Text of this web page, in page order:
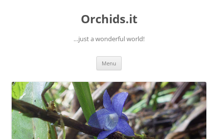
Orchids.it
…just a wonderful world!
Menu